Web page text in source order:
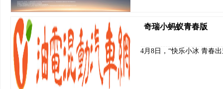
奇瑞小蚂蚁青春版
4月8日，“快乐小冰 青春